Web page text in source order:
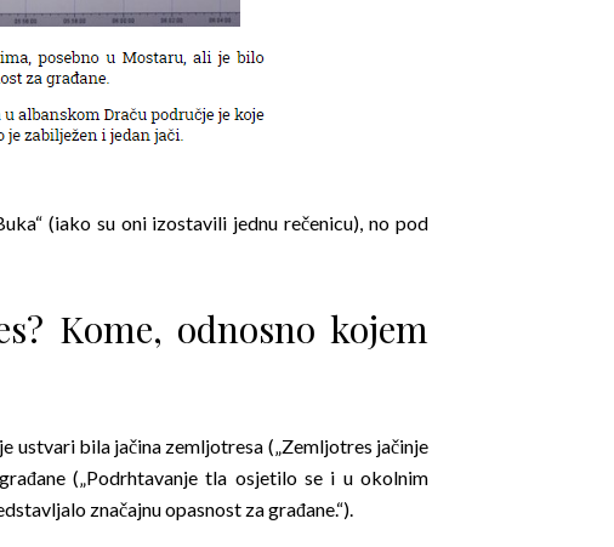
(iako su oni izostavili jednu rečenicu), no pod
Kome, odnosno kojem
ustvari bila jačina zemljotresa („Zemljotres jačinje
(„Podrhtavanje tla osjetilo se i u okolnim
značajnu opasnost za građane.“).